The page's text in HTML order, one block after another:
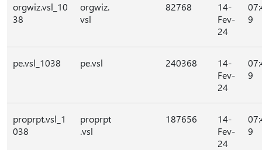
orgwiz.vsl_10
38
orgwiz.
vsl
82768
14-
Fev-
24
9
pe.vsl_1038 pe.vsl 240368
14-
Fev-
24
9
proprpt.vsl_1
038
proprpt
.vsl
187656
14-
Fev-
24
9